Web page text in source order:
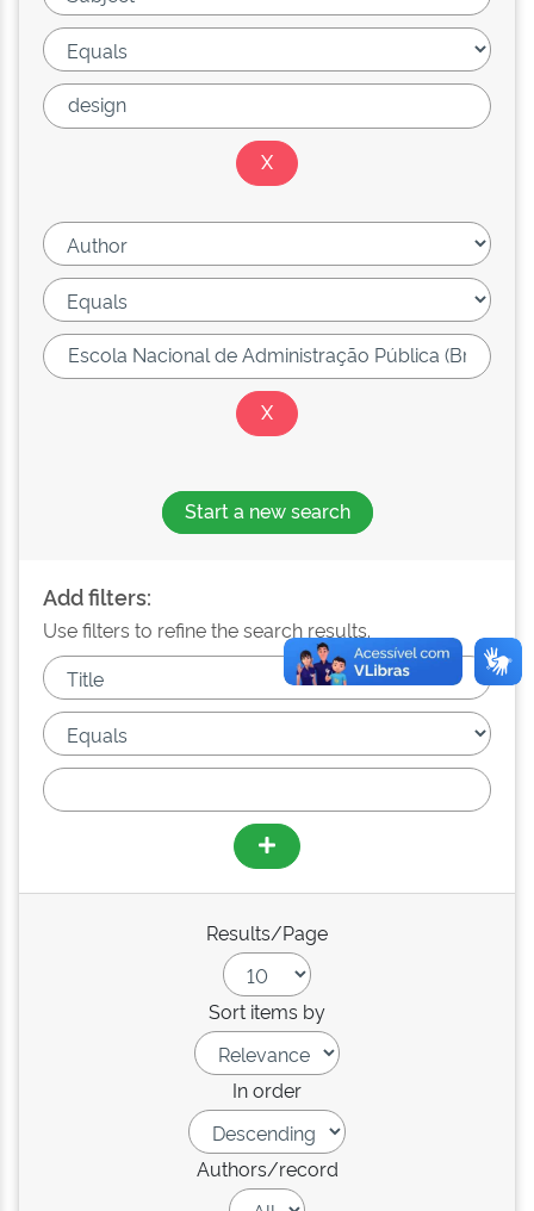
Start a new search
Add filters:
Use filters to refine the search results.
Results/Page
Sort items by
In order
Authors/record